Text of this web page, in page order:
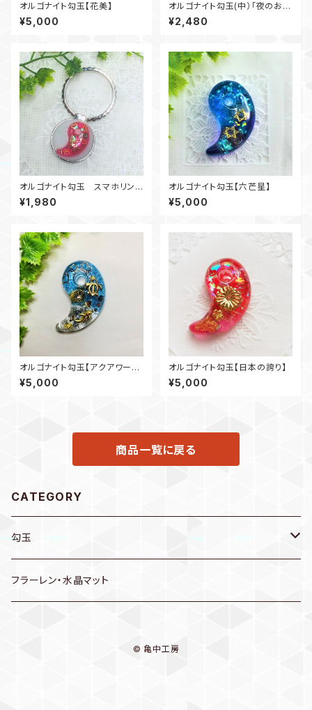
オルゴナイト勾玉【花美】
¥5,000
オルゴナイト勾玉(中）「夜のお散
歩」
¥2,480
オルゴナイト勾玉 スマホリング
【ハート/五芒星】
¥1,980
オルゴナイト勾玉【六芒星】
¥5,000
オルゴナイト勾玉【アクアワール
ド/イルカ・亀】
¥5,000
オルゴナイト勾玉【日本の誇り】
¥5,000
商品一覧に戻る
CATEGORY
勾玉
ネックレス
フラーレン・水晶マット
© 亀中工房